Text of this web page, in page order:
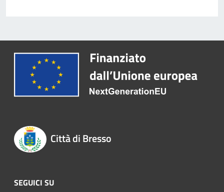
Città di Bresso
SEGUICI SU